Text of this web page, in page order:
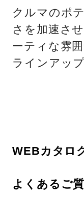
クルマのポ
さを加速さ
ーティな雰
ラインアップ
WEBカタロ
よくあるご